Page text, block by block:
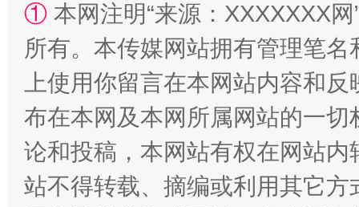
国家大学科技园优化重塑工作
① 本网注明“来源：XXXXXXX
所有。本传媒网站拥有管理笔
上使用你留言在本网站内容和
布在本网及本网所属网站的一
论和投稿，本网站有权在网站
站不得转载、摘编或利用其它